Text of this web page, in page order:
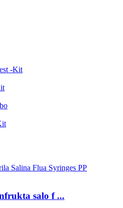
-Kit
salo f ...